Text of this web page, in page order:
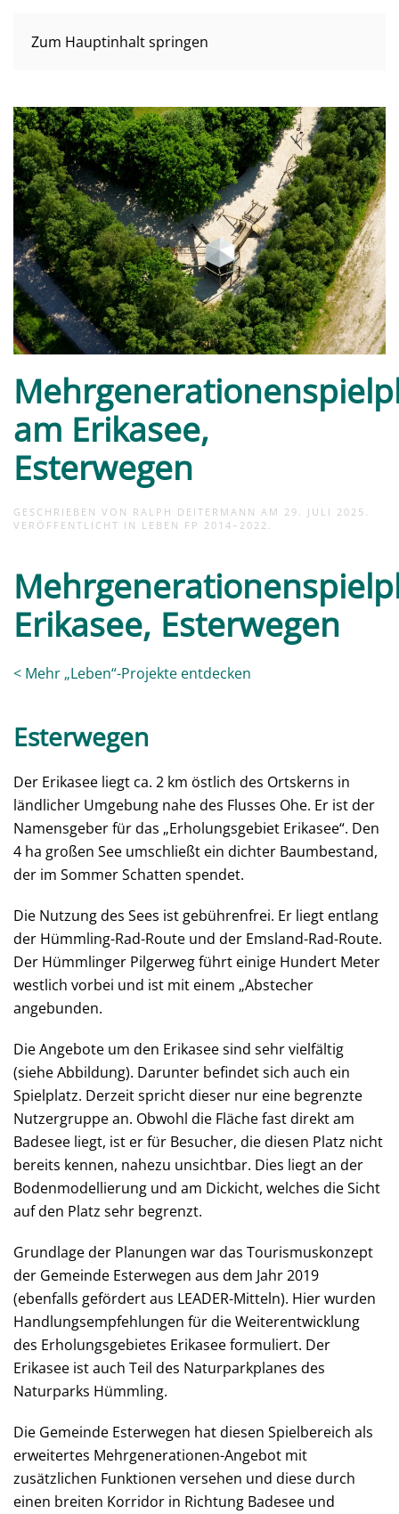
Zum Hauptinhalt springen
am Erikasee,
Esterwegen
GESCHRIEBEN VON RALPH DEITERMANN AM 29. JULI 2025 .
VERÖFFENTLICHT IN LEBEN FP 2014–2022 .
Erikasee, Esterwegen
< Mehr „Leben“-Projekte entdecken
Esterwegen
Der Erikasee liegt ca. 2 km östlich des Ortskerns in
ländlicher Umgebung nahe des Flusses Ohe. Er ist der
Namensgeber für das „Erholungsgebiet Erikasee“. Den
4 ha großen See umschließt ein dichter Baumbestand,
der im Sommer Schatten spendet.
Die Nutzung des Sees ist gebührenfrei. Er liegt entlang
der Hümmling-Rad-Route und der Emsland-Rad-Route.
Der Hümmlinger Pilgerweg führt einige Hundert Meter
westlich vorbei und ist mit einem „Abstecher
angebunden.
Die Angebote um den Erikasee sind sehr vielfältig
(siehe Abbildung). Darunter befindet sich auch ein
Spielplatz. Derzeit spricht dieser nur eine begrenzte
Nutzergruppe an. Obwohl die Fläche fast direkt am
Badesee liegt, ist er für Besucher, die diesen Platz nicht
bereits kennen, nahezu unsichtbar. Dies liegt an der
Bodenmodellierung und am Dickicht, welches die Sicht
auf den Platz sehr begrenzt.
Grundlage der Planungen war das Tourismuskonzept
der Gemeinde Esterwegen aus dem Jahr 2019
(ebenfalls gefördert aus LEADER-Mitteln). Hier wurden
Handlungsempfehlungen für die Weiterentwicklung
des Erholungsgebietes Erikasee formuliert. Der
Erikasee ist auch Teil des Naturparkplanes des
Naturparks Hümmling.
Die Gemeinde Esterwegen hat diesen Spielbereich als
erweitertes Mehrgenerationen-Angebot mit
zusätzlichen Funktionen versehen und diese durch
einen breiten Korridor in Richtung Badesee und